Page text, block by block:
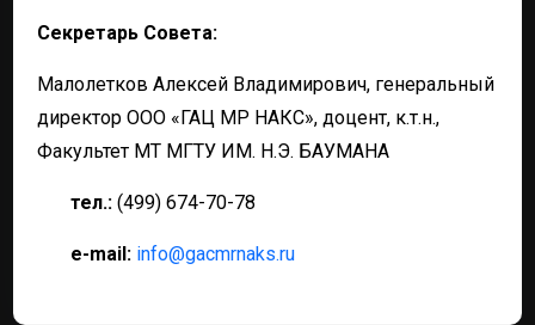
Cекретарь Совета:
Малолетков Алексей Владимирович, генеральный
директор ООО «ГАЦ МР НАКС», доцент, к.т.н.,
Факультет МТ МГТУ ИМ. Н.Э. БАУМАНА
тел.: (499) 674-70-78
e-mail: info@gacmrnaks.ru